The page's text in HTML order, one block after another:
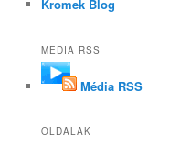
Kromek Blog
MEDIA RSS
Média RSS
OLDALAK